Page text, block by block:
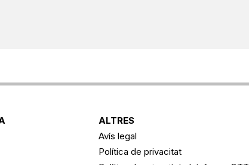
ALTRES
Avís legal
Política de privacitat